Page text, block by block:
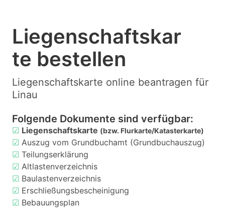
Liegenschaftskar
te bestellen
Liegenschaftskarte online beantragen für
Linau
Folgende Dokumente sind verfügbar:
☑ Liegenschaftskarte (bzw. Flurkarte/Katasterkarte)
☑ Auszug vom Grundbuchamt (Grundbuchauszug)
☑ Teilungserklärung
☑ Altlastenverzeichnis
☑ Baulastenverzeichnis
☑ Erschließungsbescheinigung
☑ Bebauungsplan